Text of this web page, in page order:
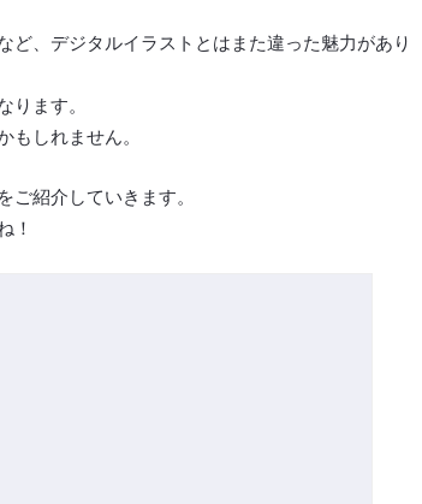
、デジタルイラストとはまた違った魅力があり
ります。
しれません。
紹介していきます。
！